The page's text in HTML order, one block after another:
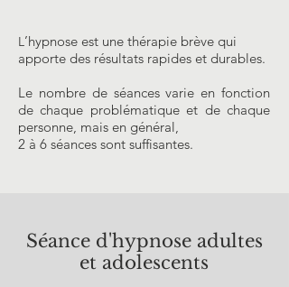
Séance d'hypnose adultes
et adolescents
L’hypnose est une thérapie brève qui
apporte des résultats rapides et durables.
Le nombre de séances varie en fonction
de chaque problématique et de chaque
personne, mais en général,
2 à 6 séances sont suffisantes.